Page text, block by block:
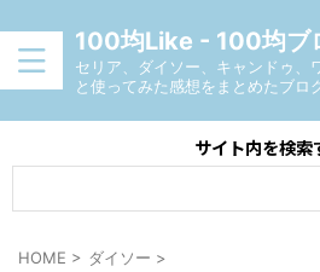
100均Like - 100均ブ
セリア、ダイソー、キャンドゥ
と使ってみた感想をまとめたブロ
サイト内を検索
HOME > ダイソー >